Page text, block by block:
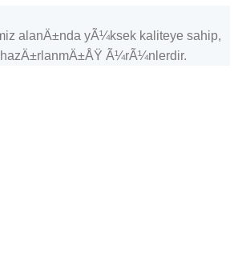
alanÄ±nda yÃ¼ksek kaliteye sahip,
Ã¼rÃ¼nlerdir.